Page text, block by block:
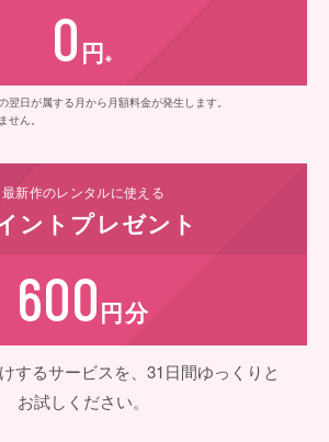
0 円※
日が属する月から月額料金が発生します。
ん。
最新作のレンタルに使える
ント プレゼント
600円分
するサービスを、31日間ゆっくりと
お試しください。